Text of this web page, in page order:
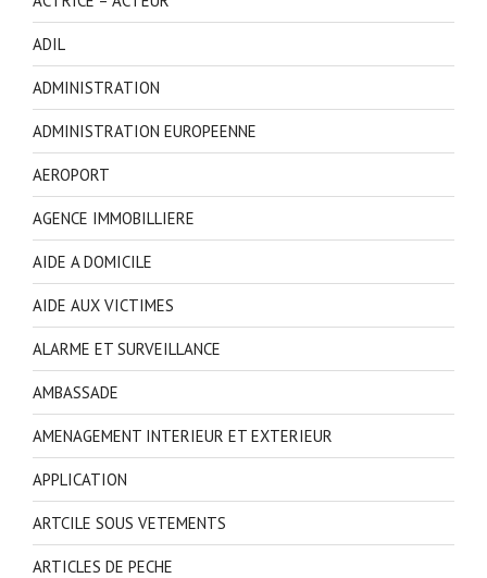
ADIL
ADMINISTRATION
ADMINISTRATION EUROPEENNE
AEROPORT
AGENCE IMMOBILLIERE
AIDE A DOMICILE
AIDE AUX VICTIMES
ALARME ET SURVEILLANCE
AMBASSADE
AMENAGEMENT INTERIEUR ET EXTERIEUR
APPLICATION
ARTCILE SOUS VETEMENTS
ARTICLES DE PECHE